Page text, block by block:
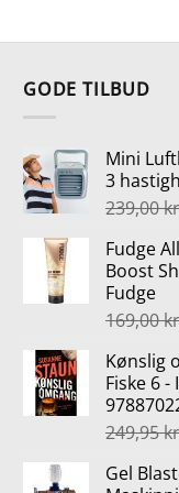
GODE TILBUD
Mini
3
239,00
Fudge
Boost
Fudge
169,00
Kønslig
Fiske 6
249,95
Gel